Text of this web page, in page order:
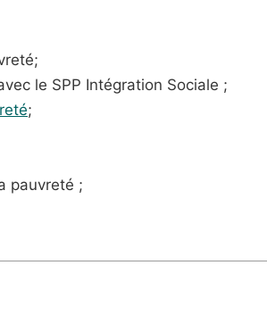
le SPP Intégration Sociale ;
;
pauvreté ;